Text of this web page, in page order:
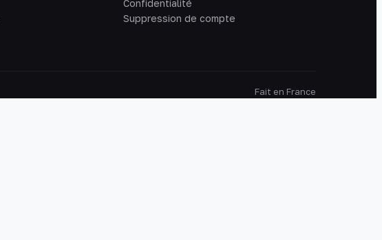
Confidentialité
Suppression de compte
Fait en France